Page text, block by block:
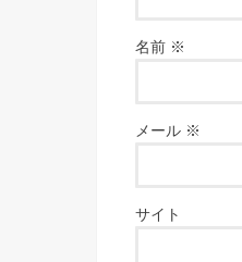
名前 ※
メール ※
サイト